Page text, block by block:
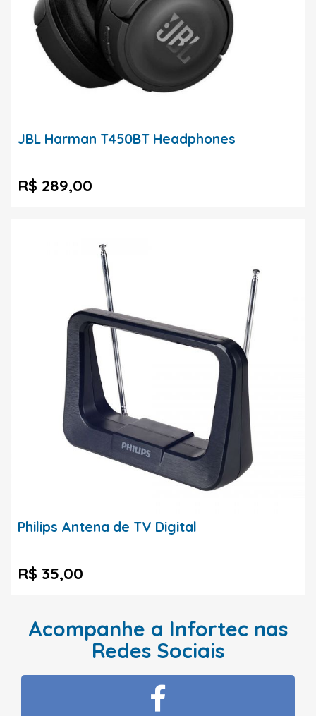
JBL Harman T450BT Headphones
R$ 289,00
Philips Antena de TV Digital
R$ 35,00
Acompanhe a Infortec nas
Redes Sociais